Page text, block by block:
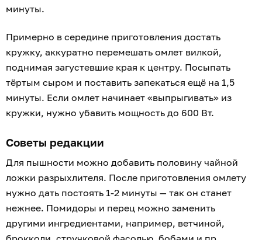
минуты.
Примерно в середине приготовления достать
кружку, аккуратно перемешать омлет вилкой,
поднимая загустевшие края к центру. Посыпать
тёртым сыром и поставить запекаться ещё на 1,5
минуты. Если омлет начинает «выпрыгивать» из
кружки, нужно убавить мощность до 600 Вт.
Советы редакции
Для пышности можно добавить половину чайной
ложки разрыхлителя. После приготовления омлету
нужно дать постоять 1-2 минуты — так он станет
нежнее. Помидоры и перец можно заменить
другими ингредиентами, например, ветчиной,